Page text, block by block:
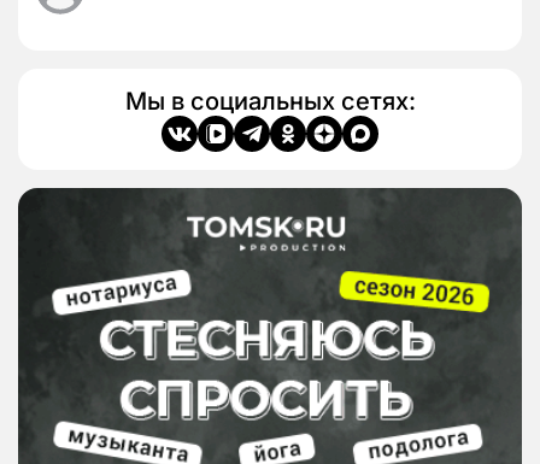
Мы в социальных сетях: